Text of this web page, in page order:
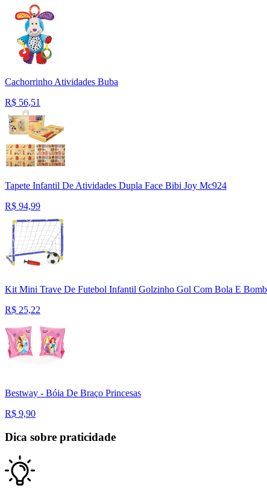
Cachorrinho Atividades Buba
R$ 56,51
Tapete Infantil De Atividades Dupla Face Bibi Joy Mc924
R$ 94,99
Kit Mini Trave De Futebol Infantil Golzinho Gol Com Bola E
R$ 25,22
Bestway - Bóia De Braço Princesas
R$ 9,90
Dica sobre praticidade